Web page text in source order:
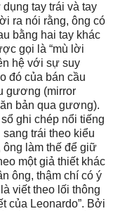
tay trái và tay
ra nói rằng, ông có
bằng hai tay khác
gọi là “mù lời
hệ với sự suy
đó của bán cầu
gương (mirror
bản qua gương).
ghi chép nổi tiếng
trái theo kiểu
làm thế để giữ
một giả thiết khác
ông, thậm chí có ý
viết theo lối thông
của Leonardo”. Bởi